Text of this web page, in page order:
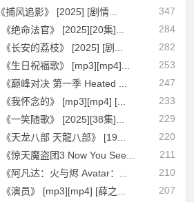
347
《捕风追影》 [2025] [剧情...
284
《绝命法官》 [2025][20集]...
282
《长安的荔枝》 [2025] [剧...
253
《生日祝福歌》 [mp3][mp4]...
247
《巅峰对决 第一季 Heated ...
233
《我怀念的》 [mp3][mp4] [...
229
《一笑随歌》 [2025][38集]...
220
《天龙八部 天龍八部》 [19...
211
《惊天魔盗团3 Now You See...
210
《阿凡达：火与烬 Avatar：...
207
《演员》 [mp3][mp4] [薛之...